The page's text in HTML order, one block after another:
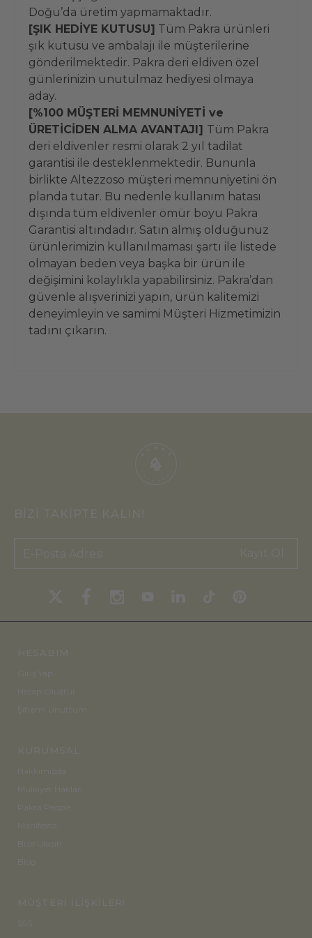
Doğu’da üretim yapmamaktadır.
[ŞIK HEDİYE KUTUSU] Tüm Pakra ürünleri
şık kutusu ve ambalajı ile müşterilerine
gönderilmektedir. Pakra deri eldiven özel
günlerinizin unutulmaz hediyesi olmaya
aday.
[%100 MÜŞTERİ MEMNUNİYETİ ve
ÜRETİCİDEN ALMA AVANTAJI] Tüm Pakra
deri eldivenler resmi olarak 2 yıl tadilat
garantisi ile desteklenmektedir. Bununla
birlikte Altezzoso müşteri memnuniyetini ön
planda tutar. Bu nedenle kullanım hatası
dışında tüm eldivenler ömür boyu Pakra
Garantisi altındadır. Satın almış olduğunuz
ürünlerimizin kullanılmaması şartı ile listede
olmayan beden veya başka bir ürün ile
değişimini kolaylıkla yapabilirsiniz. Pakra’dan
güvenle alışverinizi yapın, ürün kalitemizi
deneyimleyin ve samimi Müşteri Hizmetimizin
tadını çıkarın.